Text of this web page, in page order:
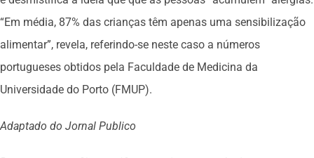
“Em média, 87% das crianças têm apenas uma sensibilização
alimentar”, revela, referindo-se neste caso a números
portugueses obtidos pela Faculdade de Medicina da
Universidade do Porto (FMUP).
Adaptado do Jornal Publico